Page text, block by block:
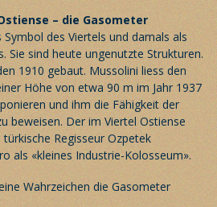
– die Gasometer
des Viertels und damals als
Sie sind heute ungenutzte Strukturen.
1910 gebaut. Mussolini liess den
Höhe von etwa 90 m im Jahr 1937
und ihm die Fähigkeit der
beweisen. Der im Viertel Ostiense
Regisseur Ozpetek
als «kleines Industrie-Kolosseum».